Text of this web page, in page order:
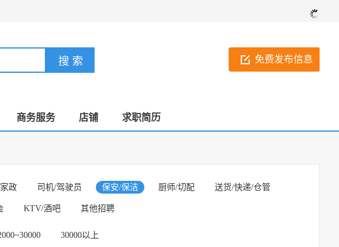
免费发布信息
商务服务 店铺 求职简历
政 司机/驾驶员 保安/保洁 厨师/切配 送货/快递/仓管
KTV/酒吧 其他招聘
30000以上